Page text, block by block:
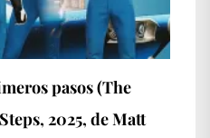
pasos (The
2025, de Matt